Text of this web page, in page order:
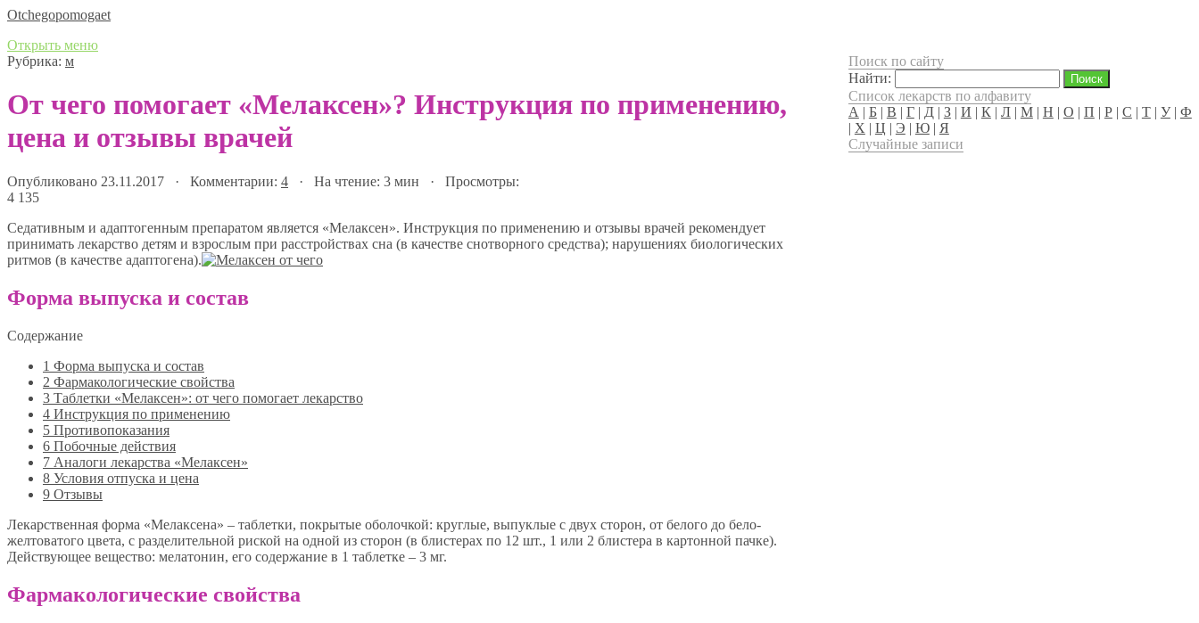
Оtchegopomogaet
Открыть меню
Рубрика: м
От чего помогает «Мелаксен»? Инструкция по применению,
цена и отзывы врачей
Опубликовано 23.11.2017 · Комментарии: 4 · На чтение: 3 мин · Просмотры:
4 135
Седативным и адаптогенным препаратом является «Мелаксен». Инструкция по применению и отзывы врачей рекомендует
принимать лекарство детям и взрослым при расстройствах сна (в качестве снотворного средства); нарушениях биологических
ритмов (в качестве адаптогена).
Форма выпуска и состав
Содержание
1 Форма выпуска и состав
2 Фармакологические свойства
3 Таблетки «Мелаксен»: от чего помогает лекарство
4 Инструкция по применению
5 Противопоказания
6 Побочные действия
7 Аналоги лекарства «Мелаксен»
8 Условия отпуска и цена
9 Отзывы
Лекарственная форма «Мелаксена» – таблетки, покрытые оболочкой: круглые, выпуклые с двух сторон, от белого до бело-
желтоватого цвета, с разделительной риской на одной из сторон (в блистерах по 12 шт., 1 или 2 блистера в картонной пачке).
Действующее вещество: мелатонин, его содержание в 1 таблетке – 3 мг.
Фармакологические свойства
Поиск по сайту
Найти:
Список лекарств по алфавиту
А | Б| В | Г| Д| З| И | К | Л| М| Н | О | П | Р| С | Т| У| Ф
| Х | Ц | Э | Ю| Я
Случайные записи